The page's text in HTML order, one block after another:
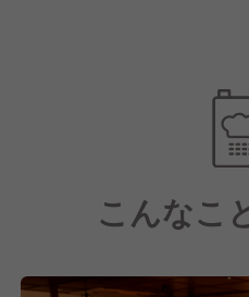
経験が浅い方でも安心し
【ワークライフバランス重
年間休日106日で最大7連
住宅手当や家族手当はも
制度も完備しているので
こんなこ